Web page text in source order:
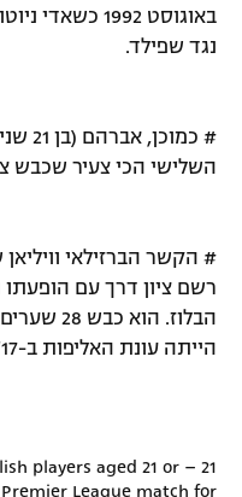
הצטרפות לחבילת
תגיות
באוגוסט 1992
נגד שפילד.
השלישי הכי צעיר שכבש
# הקשר הברזילאי
הבלוז.
הייתה עונת האליפות ב-2016/17 אז הבקיע שמונה.
players aged 21 or
League match for